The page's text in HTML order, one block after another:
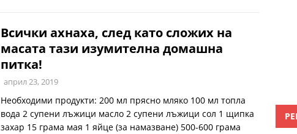
Всички ахнаха, след като сложих на
масата тази изумителна домашна
питка!
април 23, 2019
Необходими продукти: 200 мл прясно мляко 100 мл топла
вода 2 супени лъжици масло 2 супени лъжици сол 1 щипка
захар 15 грама мая 1 яйце (за намазване) 500-600 грама